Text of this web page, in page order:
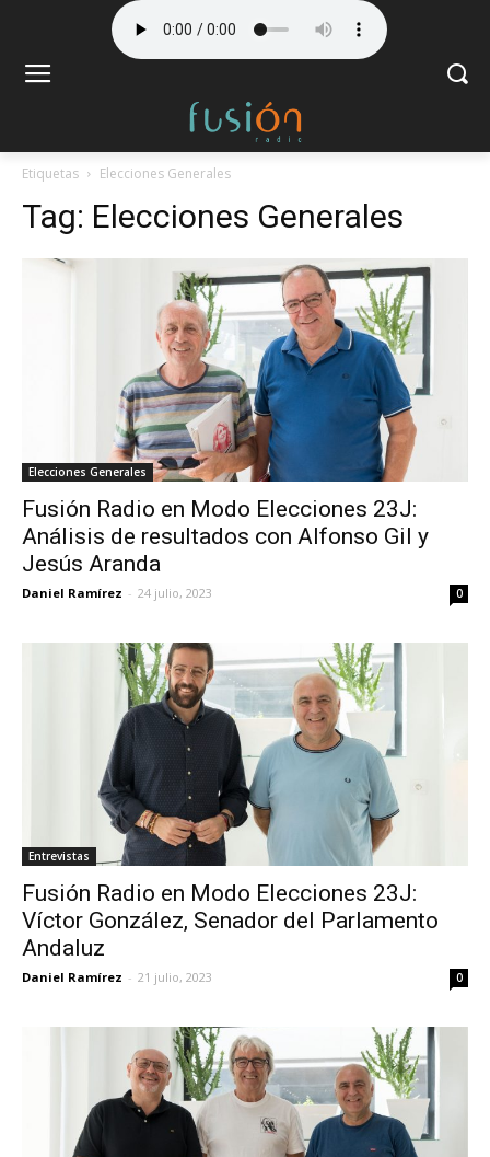
Etiquetas Elecciones Generales
Tag: Elecciones Generales
Elecciones Generales
Fusión Radio en Modo Elecciones 23J:
Análisis de resultados con Alfonso Gil y
Jesús Aranda
Daniel Ramírez - 24 julio, 2023 0
Entrevistas
Fusión Radio en Modo Elecciones 23J:
Víctor González, Senador del Parlamento
Andaluz
Daniel Ramírez - 21 julio, 2023 0